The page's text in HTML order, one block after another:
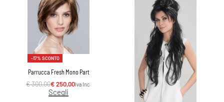
-17% SCONTO
Parrucca Fresh Mono Part
€300,00€250,00Iva Inc.
Scegli